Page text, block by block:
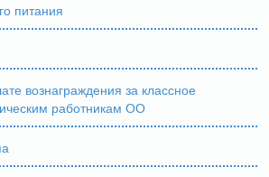
питания
вознаграждения за классное
работникам ОО